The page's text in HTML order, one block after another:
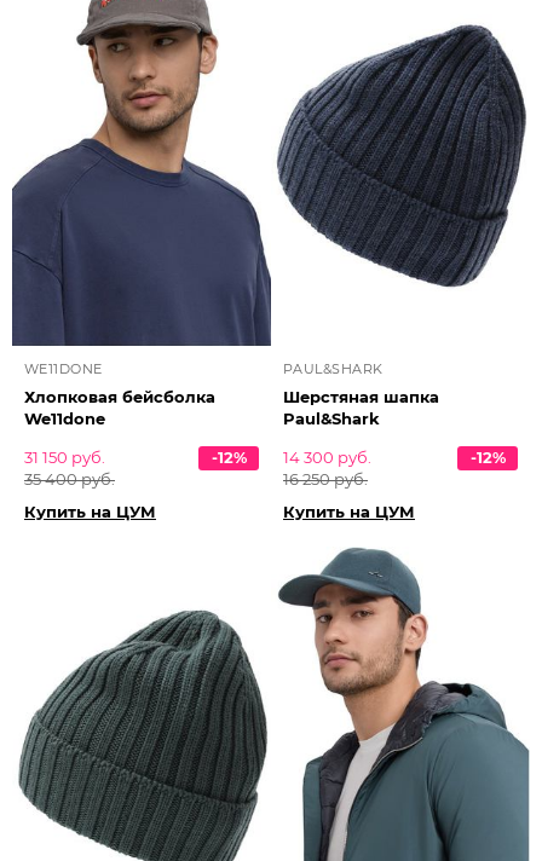
WE11DONE
Хлопковая бейсболка
We11done
31 150 руб.
35 400 руб.
-12%
Купить на ЦУМ
PAUL&SHARK
Шерстяная шапка
Paul&Shark
14 300 руб.
16 250 руб.
-12%
Купить на ЦУМ